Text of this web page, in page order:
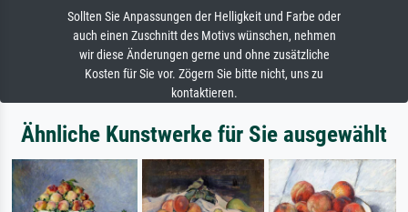
Sollten Sie Anpassungen der Helligkeit und Farbe oder
auch einen Zuschnitt des Motivs wünschen, nehmen
wir diese Änderungen gerne und ohne zusätzliche
Kosten für Sie vor. Zögern Sie bitte nicht, uns zu
kontaktieren.
Ähnliche Kunstwerke für Sie ausgewählt